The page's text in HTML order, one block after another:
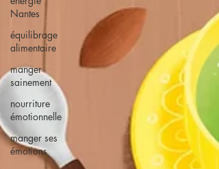
Nantes
équilibrage
alimentaire
manger
sainement
nourriture
émotionnelle
manger ses
émotions